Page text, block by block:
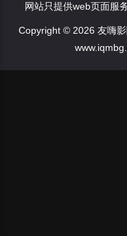
网站只提供web页面服
Copyright © 2026 友嗨